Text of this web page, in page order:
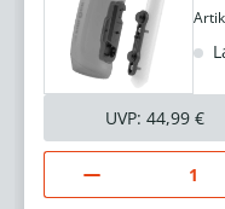
UVP: 44,99 €